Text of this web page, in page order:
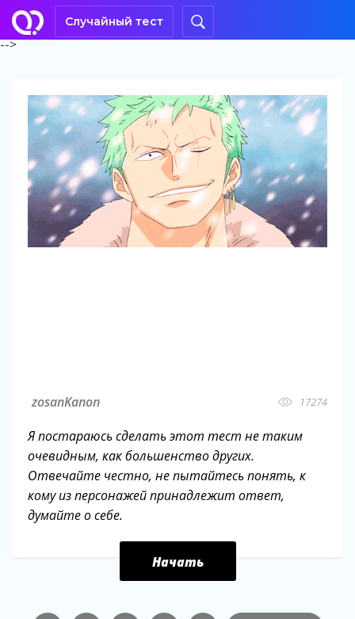
Случайный тест
-->
zosanKanon 17274
Я постараюсь сделать этот тест не таким
очевидным, как большенство других.
Отвечайте честно, не пытайтесь понять, к
кому из персонажей принадлежит ответ,
думайте о себе.
Начать